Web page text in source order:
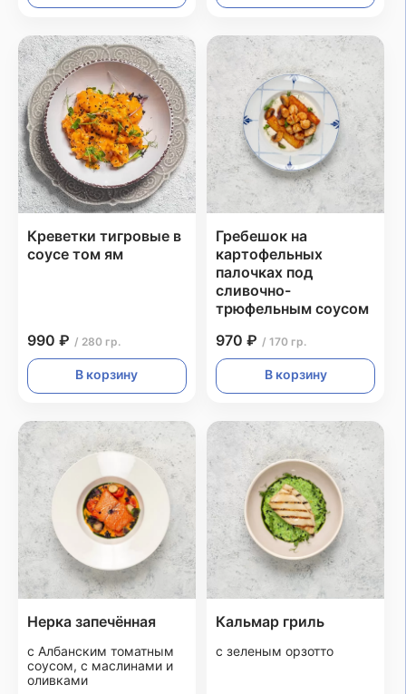
Креветки тигровые в
соусе том ям
990 ₽ / 280 гр.
В корзину
Гребешок на
картофельных
палочках под
сливочно-
трюфельным соусом
970 ₽ / 170 гр.
В корзину
Нерка запечённая
с Албанским томатным
соусом, с маслинами и
оливками
Кальмар гриль
с зеленым орзотто